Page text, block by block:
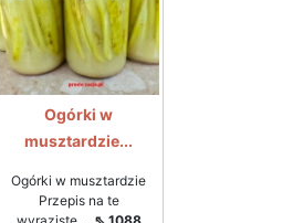
Ogórki w
musztardzie...
Ogórki w musztardzie
Przepis na te
wyraziste,... ⇖ 1088